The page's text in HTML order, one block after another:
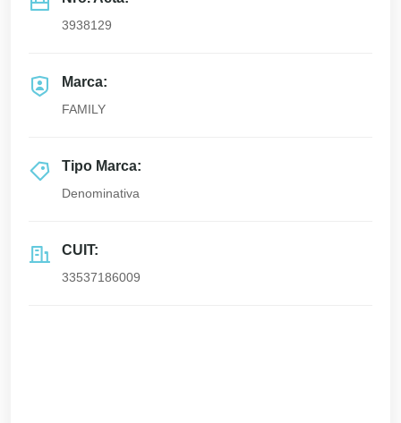
3938129
Marca:
FAMILY
Tipo Marca:
Denominativa
CUIT:
33537186009